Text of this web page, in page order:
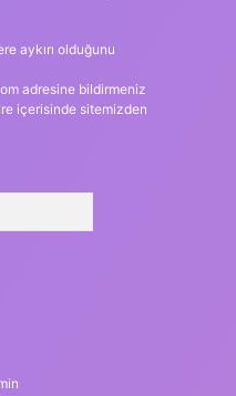
aykırı olduğunu
adresine bildirmeniz
içerisinde sitemizden